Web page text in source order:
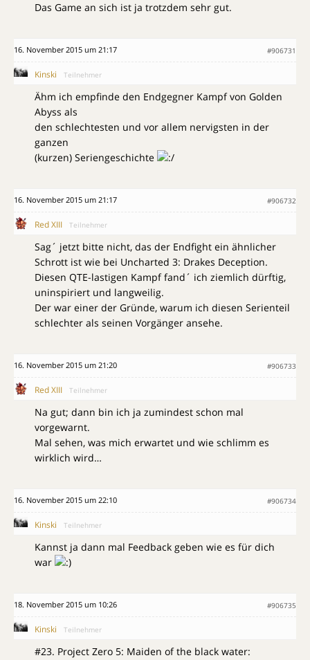
Das Game an sich ist ja trotzdem sehr gut.
16. November 2015 um 21:17 #906731
Kinski Teilnehmer
Ähm ich empfinde den Endgegner Kampf von Golden
Abyss als
den schlechtesten und vor allem nervigsten in der
ganzen
(kurzen) Seriengeschichte
16. November 2015 um 21:17 #906732
Red XIII Teilnehmer
Sag´ jetzt bitte nicht, das der Endfight ein ähnlicher
Schrott ist wie bei Uncharted 3: Drakes Deception.
Diesen QTE-lastigen Kampf fand´ ich ziemlich dürftig,
uninspiriert und langweilig.
Der war einer der Gründe, warum ich diesen Serienteil
schlechter als seinen Vorgänger ansehe.
16. November 2015 um 21:20 #906733
Red XIII Teilnehmer
Na gut; dann bin ich ja zumindest schon mal
vorgewarnt.
Mal sehen, was mich erwartet und wie schlimm es
wirklich wird…
16. November 2015 um 22:10 #906734
Kinski Teilnehmer
Kannst ja dann mal Feedback geben wie es für dich
war
18. November 2015 um 10:26 #906735
Kinski Teilnehmer
#23. Project Zero 5: Maiden of the black water: